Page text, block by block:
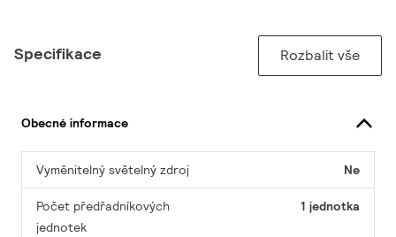
Specifikace Rozbalit vše
Obecné informace
Vyměnitelný světelný zdroj Ne
Počet předřadníkových
jednotek
1 jednotka